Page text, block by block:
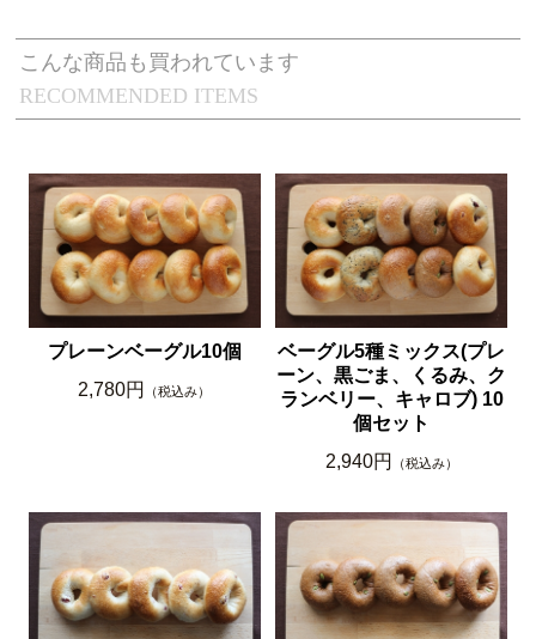
RECOMMENDED ITEMS
こんな商品も買われています
プレーンベーグル10個
2,780円
（税込み）
ベーグル5種ミックス(プレ
ーン、黒ごま、くるみ、ク
ランベリー、キャロブ) 10
個セット
2,940円
（税込み）